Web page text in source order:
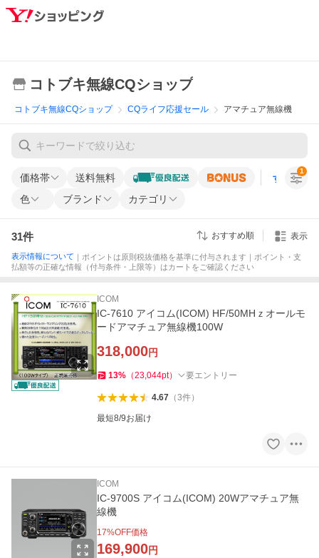
コトブキ無線CQショップ
コトブキ無線CQショップ CQライフ応援セール アマチュア無線機
価格帯 送料無料 すべての条
色 ブランド カテゴリ
1
31件 おすすめ順 表示
表示情報について ｜ポイントは原則税抜価格を基準に付与されます｜ポイント・支
払額等の正確な情報（付与条件・上限等）はカートをご確認ください
ICOM
IC-7610 アイコム(ICOM) HF/50MHｚオールモ
ードアマチュア無線機100W
318,000円
13% （23,044pt） 要エントリー
4.67（3件）
最短8/9お届け
ICOM
IC-9700S アイコム(ICOM) 20Wアマチュア無
線機
17%OFF価格
169,900円